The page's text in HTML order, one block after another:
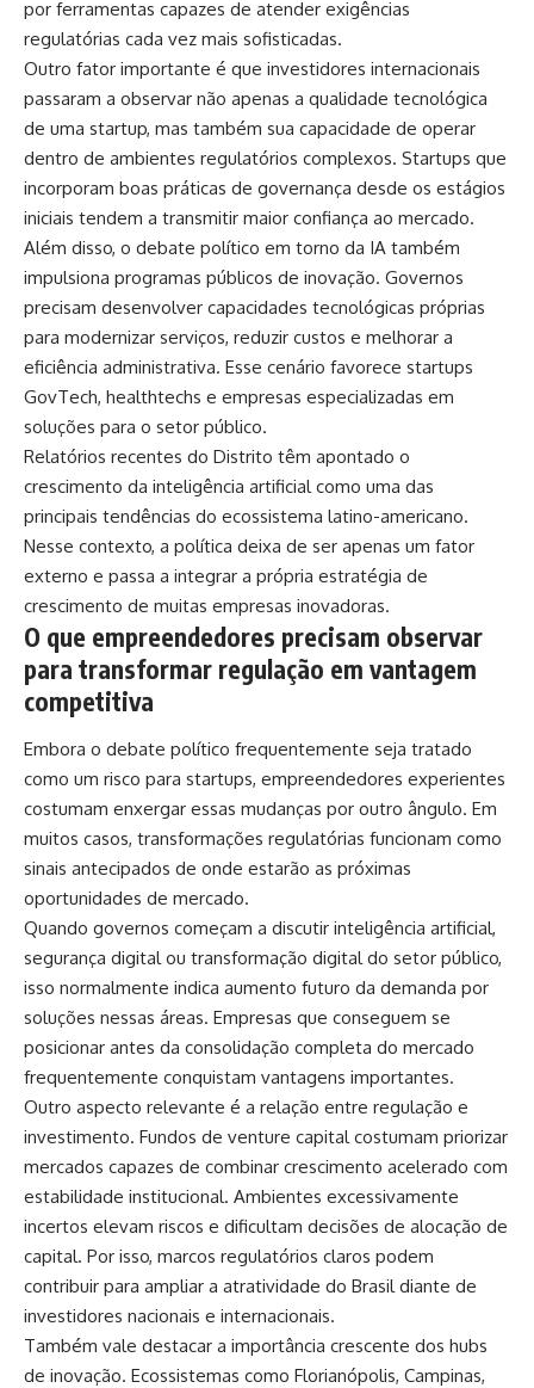
por ferramentas capazes de atender exigências
regulatórias cada vez mais sofisticadas.
Outro fator importante é que investidores internacionais
passaram a observar não apenas a qualidade tecnológica
de uma startup, mas também sua capacidade de operar
dentro de ambientes regulatórios complexos. Startups que
incorporam boas práticas de governança desde os estágios
iniciais tendem a transmitir maior confiança ao mercado.
Além disso, o debate político em torno da IA também
impulsiona programas públicos de inovação. Governos
precisam desenvolver capacidades tecnológicas próprias
para modernizar serviços, reduzir custos e melhorar a
eficiência administrativa. Esse cenário favorece startups
GovTech, healthtechs e empresas especializadas em
soluções para o setor público.
Relatórios recentes do Distrito têm apontado o
crescimento da inteligência artificial como uma das
principais tendências do ecossistema latino-americano.
Nesse contexto, a política deixa de ser apenas um fator
externo e passa a integrar a própria estratégia de
crescimento de muitas empresas inovadoras.
O que empreendedores precisam observar
para transformar regulação em vantagem
competitiva
Embora o debate político frequentemente seja tratado
como um risco para startups, empreendedores experientes
costumam enxergar essas mudanças por outro ângulo. Em
muitos casos, transformações regulatórias funcionam como
sinais antecipados de onde estarão as próximas
oportunidades de mercado.
Quando governos começam a discutir inteligência artificial,
segurança digital ou transformação digital do setor público,
isso normalmente indica aumento futuro da demanda por
soluções nessas áreas. Empresas que conseguem se
posicionar antes da consolidação completa do mercado
frequentemente conquistam vantagens importantes.
Outro aspecto relevante é a relação entre regulação e
investimento. Fundos de venture capital costumam priorizar
mercados capazes de combinar crescimento acelerado com
estabilidade institucional. Ambientes excessivamente
incertos elevam riscos e dificultam decisões de alocação de
capital. Por isso, marcos regulatórios claros podem
contribuir para ampliar a atratividade do Brasil diante de
investidores nacionais e internacionais.
Também vale destacar a importância crescente dos hubs
de inovação. Ecossistemas como Florianópolis, Campinas,